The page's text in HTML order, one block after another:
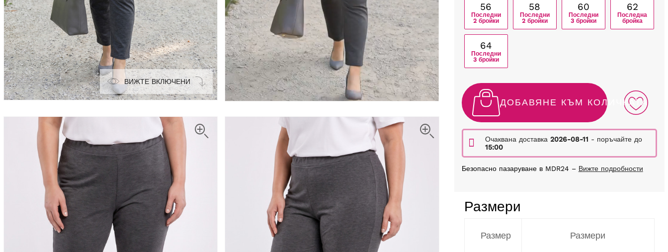
ВИЖТЕ ВКЛЮЧЕНИ
56
Последни
2 бройки
58
Последни
2 бройки
60
Последни
3 бройки
62
Последна
бройка
64
Последни
3 бройки
ДОБАВЯНЕ КЪМ КОЛИЧКАТА
Очаквана доставка 2026-08-11 - поръчайте до
15:00
Безопасно пазаруване в MDR24 – Вижте подробности
Размери
Размер Размери